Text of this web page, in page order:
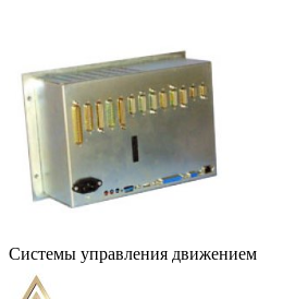
Системы управления движением